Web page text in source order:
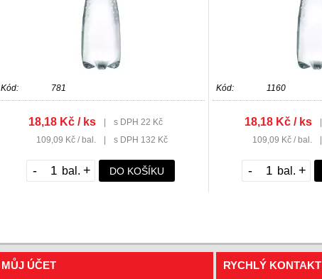
Kód: 781
18,18 Kč / ks
s DPH 22 Kč
109,09 Kč / bal.
s DPH 132 Kč
- + DO KOŠÍKU
Kód: 1160
18,18 Kč / ks
109,09 Kč / bal.
- +
MŮJ ÚČET RYCHLÝ KONTAKT